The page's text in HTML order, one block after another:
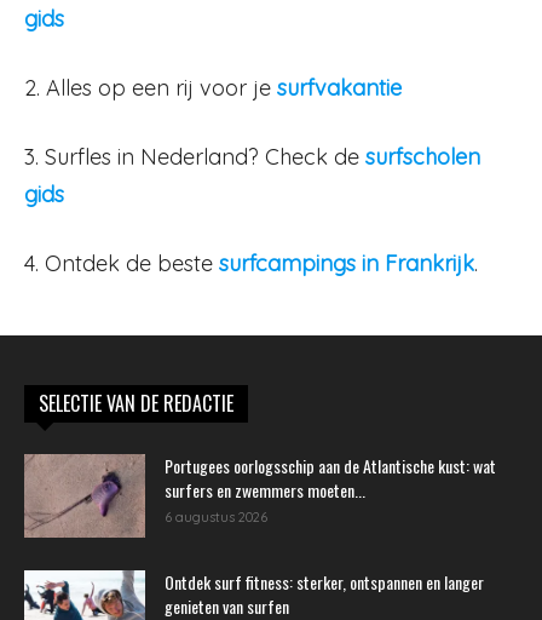
gids
2. Alles op een rij voor je surfvakantie
3. Surfles in Nederland? Check de surfscholen
gids
4. Ontdek de beste surfcampings in Frankrijk.
SELECTIE VAN DE REDACTIE
Portugees oorlogsschip aan de Atlantische kust: wat
surfers en zwemmers moeten...
6 augustus 2026
Ontdek surf fitness: sterker, ontspannen en langer
genieten van surfen